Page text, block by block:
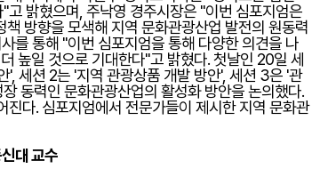
밝혔으며, 주낙영 경주시장은 "이번 심포지엄은
방향을 모색해 지역 문화관광산업 발전의 원동력
를 통해 "이번 심포지엄을 통해 다양한 의견을 나
높일 것으로 기대한다"고 밝혔다. 첫날인 20일 세
', 세션 2는 '지역 관광상품 개발 방안', 세션 3은 '관
동력인 문화관광산업의 활성화 방안을 논의했다.
다. 심포지엄에서 전문가들이 제시한 지역 문화관
대 교수